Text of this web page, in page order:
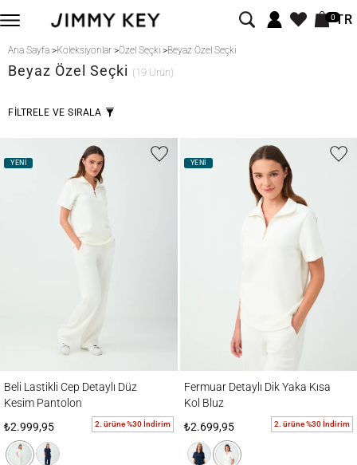
0TR
Ana Sayfa >Koleksiyonlar >Özel Seçki >Beyaz Özel Seçki
Beyaz Özel Seçki (19 Ürün)
FİLTRELE VE SIRALA
YENİ
Beli Lastikli Cep Detaylı Düz
Kesim Pantolon
₺2.999,95
2. ürüne %30 İndirim
YENİ
Fermuar Detaylı Dik Yaka Kısa
Kol Bluz
₺2.699,95
2. ürüne %30 İndirim